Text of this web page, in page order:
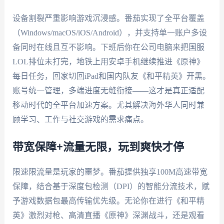
设备割裂严重影响游戏沉浸感。番茄实现了全平台覆盖
（Windows/macOS/iOS/Android），并支持单一账户多设
备同时在线且互不影响。下班后你在公司电脑来把国服
LOL排位未打完，地铁上用安卓手机继续推进《原神》
每日任务，回家切回iPad和国内队友《和平精英》开黑。
账号统一管理，多端进度无缝衔接——这才是真正适配
移动时代的全平台加速方案。尤其解决海外华人同时兼
顾学习、工作与社交游戏的需求痛点。
带宽保障+流量无限，玩到爽快才停
限速限流量是玩家的噩梦。番茄提供独享100M高速带宽
保障，结合基于深度包检测（DPI）的智能分流技术，赋
予游戏数据包最高传输优先级。无论你在进行《和平精
英》激烈对枪、高清直播《原神》深渊战斗，还是观看